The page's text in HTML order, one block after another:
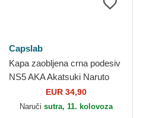
Capslab
Kapa zaobljena crna podesiv
NS5 AKA Akatsuki Naruto
EUR 34,90
Naruči sutra, 11. kolovoza